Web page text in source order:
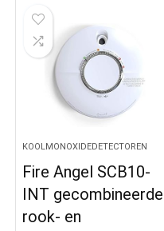
KOOLMONOXIDEDETECTOREN
Fire Angel SCB10-
INT gecombineerde
rook- en